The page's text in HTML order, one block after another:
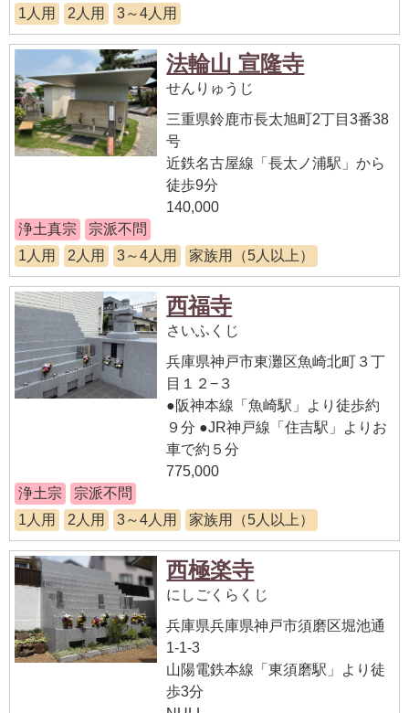
1人用
2人用 3～4人用
法輪山 宣隆寺
せんりゅうじ
三重県鈴鹿市長太旭町2丁目3番38
号
近鉄名古屋線「長太ノ浦駅」から
徒歩9分
140,000
浄土真宗
宗派不問
1人用
2人用 3～4人用 家族用（5人以上）
西福寺
さいふくじ
兵庫県神戸市東灘区魚崎北町３丁
目１２−３
●阪神本線「魚崎駅」より徒歩約
９分 ●JR神戸線「住吉駅」よりお
車で約５分
775,000
浄土宗
宗派不問
1人用
2人用 3～4人用 家族用（5人以上）
西極楽寺
にしごくらくじ
兵庫県兵庫県神戸市須磨区堀池通
1-1-3
山陽電鉄本線「東須磨駅」より徒
歩3分